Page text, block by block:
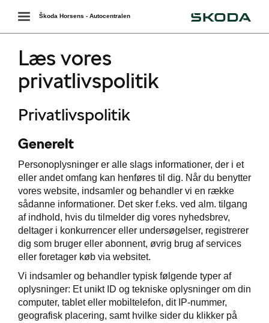
Toggle
navigation
Škoda Horsens - Autocentralen
Læs vores
privatlivspolitik
Privatlivspolitik
Generelt
Personoplysninger er alle slags informationer, der i et
eller andet omfang kan henføres til dig. Når du benytter
vores website, indsamler og behandler vi en række
sådanne informationer. Det sker f.eks. ved alm. tilgang
af indhold, hvis du tilmelder dig vores nyhedsbrev,
deltager i konkurrencer eller undersøgelser, registrerer
dig som bruger eller abonnent, øvrig brug af services
eller foretager køb via websitet.
Vi indsamler og behandler typisk følgende typer af
oplysninger: Et unikt ID og tekniske oplysninger om din
computer, tablet eller mobiltelefon, dit IP-nummer,
geografisk placering, samt hvilke sider du klikker på